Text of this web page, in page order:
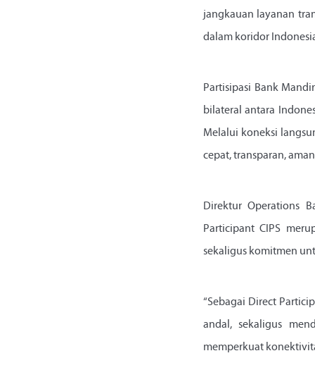
jangkauan layanan
dalam koridor
Partisipasi Bank
bilateral antara
Melalui koneksi
cepat, transparan,
Direktur Operations
Participant CIPS
sekaligus komitmen
“Sebagai Direct
andal, sekaligus
memperkuat